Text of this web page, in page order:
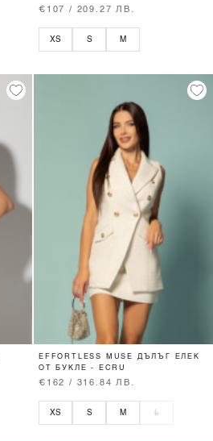
€107 / 209.27 ЛВ.
XS S M
EFFORTLESS MUSE ДЪЛЪГ ЕЛЕК
ОТ БУКЛЕ - ECRU
€162 / 316.84 ЛВ.
XS S M L